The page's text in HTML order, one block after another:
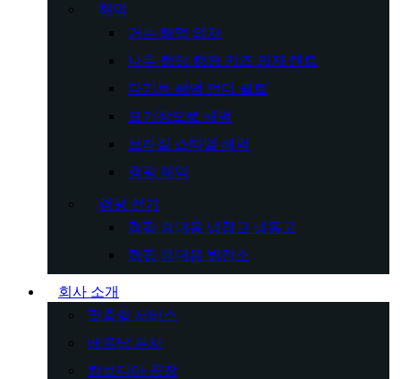
해먹
거는 해먹 의자
나무 행잉 캠핑 키즈 의자 텐트
다기능 해먹 언더 퀼트
모기장으로 해먹
브라질 스타일 해먹
캠핑 해먹
캠핑 전기
캠핑 휴대용 냉장고 냉동고
캠핑 휴대용 발전소
회사 소개
맞춤형 서비스
베트남 본사
캄보디아 공장